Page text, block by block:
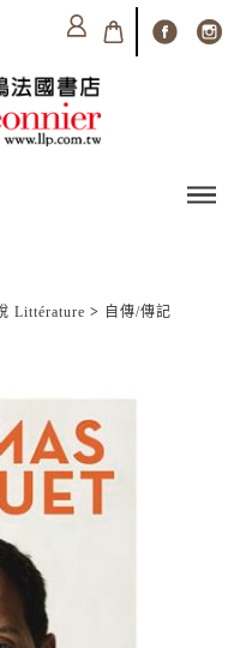
Littérature > 自傳/傳記